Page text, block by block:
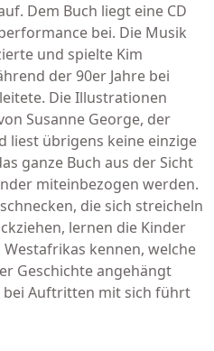
Dem Buch liegt eine CD
bei. Die Musik
und spielte Kim
der 90er Jahre bei
Die Illustrationen
Susanne George, der
liest übrigens keine einzige
ganze Buch aus der Sicht
miteinbezogen werden.
die sich streicheln
lernen die Kinder
kennen, welche
Geschichte angehängt
Auftritten mit sich führt